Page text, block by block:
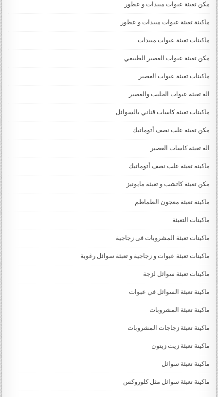
مكن تعبئة عبوات مبيدات و عطور
ماكينة تعبئة عبوات مبيدات و عطور
ماكينات تعبئة عبوات مبيدات
مكن تعبئة عبوات العصير الطبيعي
ماكينات تعبئة عبوات العصير
الة تعبئة عبوات الحليب والعصير
ماكينات تعبئة كاسات قناني بالسوائل
مكن تعبئة علب نصف أتوماتيك
الة تعبئة كاسات العصير
ماكينة تعبئة علب نصف أتوماتيك
مكن تعبئة كاتشب و تعبئة مايونيز
ماكينة تعبئة معجون الطماطم
ماكينات التعبئة
ماكينات تعبئة المشروبات فى زجاجية
ماكينات تعبئة عبوات و زجاجية و تعبئة سوائل رغوية
ماكينات تعبئة سوائل لزجة
‏‏‏ماكينة تعبئة السوائل في عبوات
ماكينة تعبئة المشروبات
ماكينة تعبئة زجاجات المشروبات
ماكينة تعبئة زيت زيتون
ماكينة تعبئة سوائل
ماكينة تعبئة سوائل مثل كلوروكس